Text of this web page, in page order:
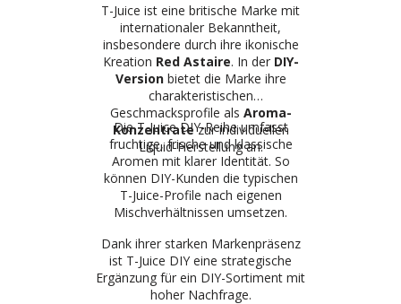
T-Juice ist eine britische Marke mit
internationaler Bekanntheit,
insbesondere durch ihre ikonische
Kreation Red Astaire. In der DIY-
Versionbietet die Marke ihre
charakteristischen
Geschmacksprofile als Aroma-
Konzentratezur individuellen
Liquid-Herstellung an.
Die T-Juice DIY-Reihe umfasst
fruchtige, frische und klassische
Aromen mit klarer Identität. So
können DIY-Kunden die typischen
T-Juice-Profile nach eigenen
Mischverhältnissen umsetzen.
Dank ihrer starken Markenpräsenz
ist T-Juice DIY eine strategische
Ergänzung für ein DIY-Sortiment mit
hoher Nachfrage.